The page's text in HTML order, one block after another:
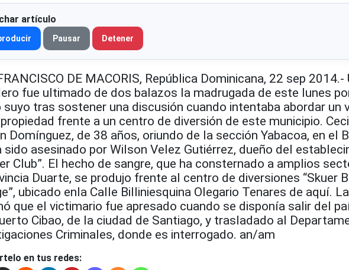
artículo
Pausar Detener
DE MACORIS, República Dominicana, 22 sep 2014.-
fue ultimado de dos balazos la madrugada de este lunes
suyo tras sostener una discusión cuando intentaba abordar un
frente a un centro de diversión de este municipio.
Domínguez, de 38 años, oriundo de la sección Yabacoa, en el
sido asesinado por Wilson Velez Gutiérrez, dueño del
Club”. El hecho de sangre, que ha consternado a amplios
Duarte, se produjo frente al centro de diversiones “Skuer
ubicado enla Calle Billiniesquina Olegario Tenares de aquí.
que el victimario fue apresado cuando se disponía salir del
Cibao, de la ciudad de Santiago, y trasladado al
Criminales, donde es interrogado. an/am
en tus redes: